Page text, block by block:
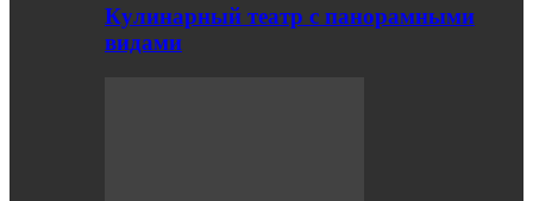
Кулинарный театр с панорамными
видами